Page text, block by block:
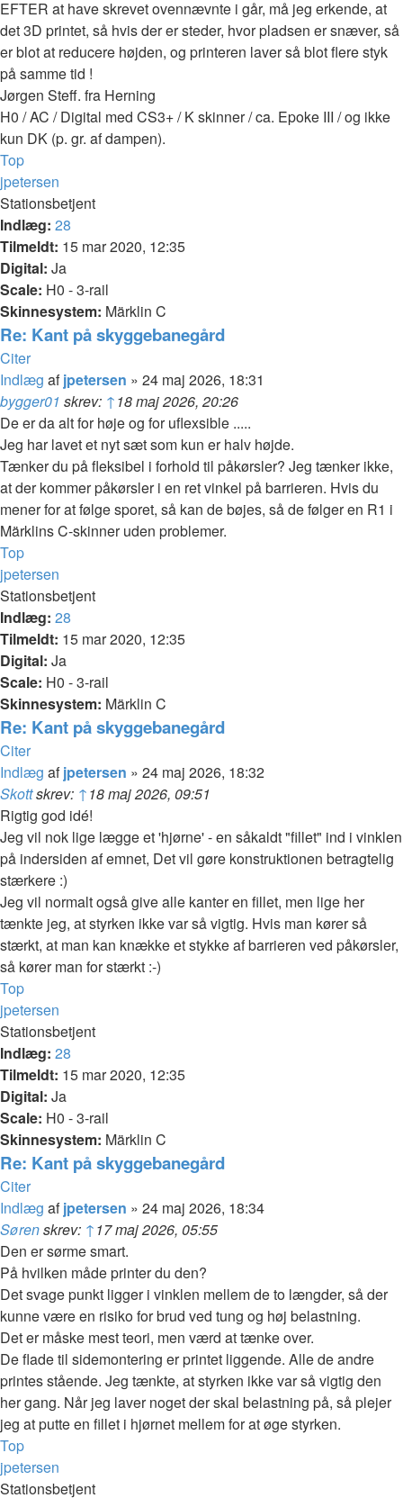
EFTER at have skrevet ovennævnte i går, må jeg erkende, at
det 3D printet, så hvis der er steder, hvor pladsen er snæver, så
er blot at reducere højden, og printeren laver så blot flere styk
på samme tid !
Jørgen Steff. fra Herning
H0 / AC / Digital med CS3+ / K skinner / ca. Epoke III / og ikke
kun DK (p. gr. af dampen).
Top
jpetersen
Stationsbetjent
Indlæg: 28
Tilmeldt: 15 mar 2020, 12:35
Digital: Ja
Scale: H0 - 3-rail
Skinnesystem: Märklin C
Re: Kant på skyggebanegård
Citer
Indlæg afjpetersen » 24 maj 2026, 18:31
bygger01 skrev: ↑18 maj 2026, 20:26
De er da alt for høje og for uflexsible .....
Jeg har lavet et nyt sæt som kun er halv højde.
Tænker du på fleksibel i forhold til påkørsler? Jeg tænker ikke,
at der kommer påkørsler i en ret vinkel på barrieren. Hvis du
mener for at følge sporet, så kan de bøjes, så de følger en R1 i
Märklins C-skinner uden problemer.
Top
jpetersen
Stationsbetjent
Indlæg: 28
Tilmeldt: 15 mar 2020, 12:35
Digital: Ja
Scale: H0 - 3-rail
Skinnesystem: Märklin C
Re: Kant på skyggebanegård
Citer
Indlæg afjpetersen » 24 maj 2026, 18:32
Skottskrev: ↑18 maj 2026, 09:51
Rigtig god idé!
Jeg vil nok lige lægge et 'hjørne' - en såkaldt "fillet" ind i vinklen
på indersiden af emnet, Det vil gøre konstruktionen betragtelig
stærkere :)
Jeg vil normalt også give alle kanter en fillet, men lige her
tænkte jeg, at styrken ikke var så vigtig. Hvis man kører så
stærkt, at man kan knække et stykke af barrieren ved påkørsler,
så kører man for stærkt :-)
Top
jpetersen
Stationsbetjent
Indlæg: 28
Tilmeldt: 15 mar 2020, 12:35
Digital: Ja
Scale: H0 - 3-rail
Skinnesystem: Märklin C
Re: Kant på skyggebanegård
Citer
Indlæg afjpetersen » 24 maj 2026, 18:34
Sørenskrev: ↑17 maj 2026, 05:55
Den er sørme smart.
På hvilken måde printer du den?
Det svage punkt ligger i vinklen mellem de to længder, så der
kunne være en risiko for brud ved tung og høj belastning.
Det er måske mest teori, men værd at tænke over.
De flade til sidemontering er printet liggende. Alle de andre
printes stående. Jeg tænkte, at styrken ikke var så vigtig den
her gang. Når jeg laver noget der skal belastning på, så plejer
jeg at putte en fillet i hjørnet mellem for at øge styrken.
Top
jpetersen
Stationsbetjent